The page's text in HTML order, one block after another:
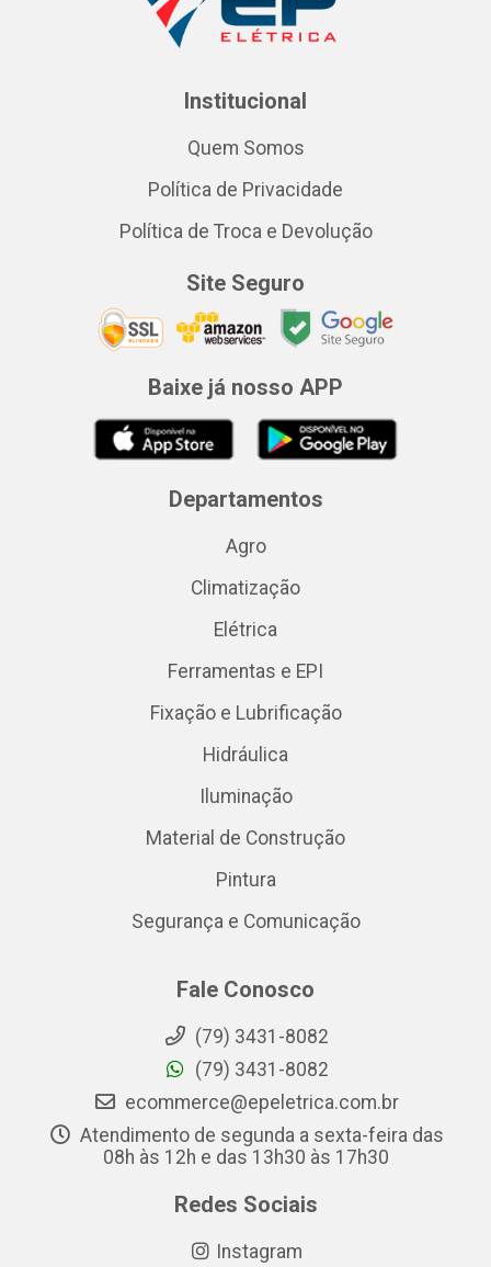
Institucional
Quem Somos
Política de Privacidade
Política de Troca e Devolução
Site Seguro
Baixe já nosso APP
Departamentos
Agro
Climatização
Elétrica
Ferramentas e EPI
Fixação e Lubrificação
Hidráulica
Iluminação
Material de Construção
Pintura
Segurança e Comunicação
Fale Conosco
(79) 3431-8082
(79) 3431-8082
ecommerce@epeletrica.com.br
Atendimento de segunda a sexta-feira das
08h às 12h e das 13h30 às 17h30
Redes Sociais
Instagram